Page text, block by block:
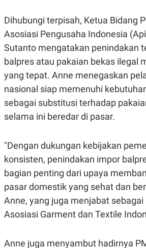
D
M
A
E
I
D
L
A
N
G
A
N
C
T
A
K
K
I
N
R
J
A
I
E
N
E
P
P
A
D
E
I
Dihubungi terpisah, Ketua Bidang
Asosiasi Pengusaha Indonesia
Sutanto mengatakan penindakan
balpres atau pakaian bekas ilegal
yang tepat. Anne menegaskan
nasional siap memenuhi
sebagai substitusi terhadap
selama ini beredar di pasar.
"Dengan dukungan kebijakan
konsisten, penindakan impor
bagian penting dari upaya
pasar domestik yang sehat dan
Anne, yang juga menjabat
Asosiasi Garment dan Textile
Anne juga menyambut hadirnya